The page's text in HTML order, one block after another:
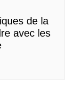
de la
avec les